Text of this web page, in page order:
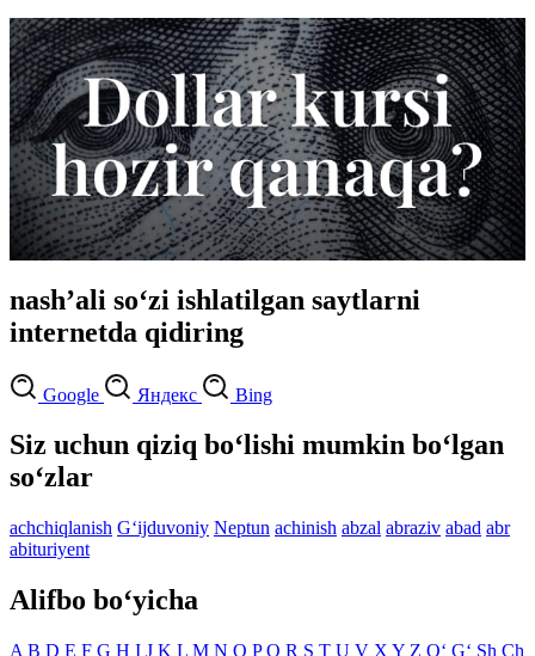
nashʼali so‘zi ishlatilgan saytlarni
internetda qidiring
Google Яндекс Bing
Siz uchun qiziq bo‘lishi mumkin bo‘lgan
so‘zlar
achchiqlanish G‘ijduvoniy Neptun achinish abzal abraziv abad abr
abituriyent
Alifbo bo‘yicha
A B D E F G H I J K L M N O PQ R S T U V X Y Z O‘ G‘ Sh Ch